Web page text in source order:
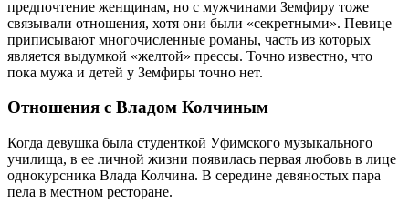
предпочтение женщинам, но с мужчинами Земфиру тоже
связывали отношения, хотя они были «секретными». Певице
приписывают многочисленные романы, часть из которых
является выдумкой «желтой» прессы. Точно известно, что
пока мужа и детей у Земфиры точно нет.
Отношения с Владом Колчиным
Когда девушка была студенткой Уфимского музыкального
училища, в ее личной жизни появилась первая любовь в лице
однокурсника Влада Колчина. В середине девяностых пара
пела в местном ресторане.